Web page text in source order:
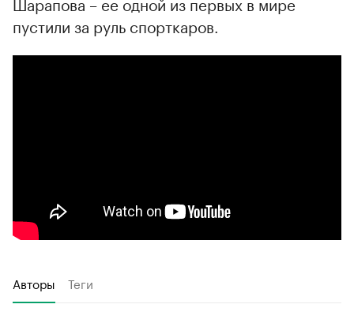
пустили за руль спорткаров.
Авторы Теги